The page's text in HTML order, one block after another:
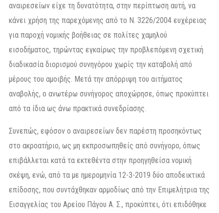
αναιρεσείων είχε τη δυνατότητα, στην περίπτωση αυτή, να
κάνει χρήση της παρεχόμενης από το Ν. 3226/2004 ευχέρειας
για παροχή νομικής βοήθειας σε πολίτες χαμηλού
εισοδήματος, τηρώντας εγκαίρως την προβλεπόμενη σχετική
διαδικασία διορισμού συνηγόρου χωρίς την καταβολή από
μέρους του αμοιβής. Μετά την απόρριψη του αιτήματος
αναβολής, ο ανωτέρω συνήγορος αποχώρησε, όπως προκύπτει
από τα ίδια ως άνω πρακτικά συνεδρίασης.
Συνεπώς, εφόσον ο αναιρεσείων δεν παρέστη προσηκόντως
στο ακροατήριο, ως μη εκπροσωπηθείς από συνήγορο, όπως
επιβάλλεται κατά τα εκτεθέντα στην προηγηθείσα νομική
σκέψη, ενώ, από τα με ημερομηνία 12-3-2019 δύο αποδεικτικά
επίδοσης, που συντάχθηκαν αρμοδίως από την Επιμελήτρια της
Εισαγγελίας του Αρείου Πάγου Α. Σ., προκύπτει, ότι επιδόθηκε